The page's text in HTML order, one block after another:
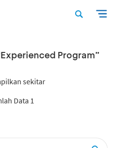
Program”
sekitar
Data 1